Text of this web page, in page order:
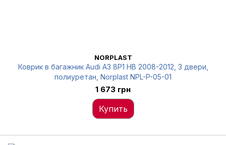
NORPLAST
Коврик в багажник Audi A3 8P1 HB 2008-2012, 3 двери,
полиуретан, Norplast NPL-P-05-01
1 673 грн
Купить